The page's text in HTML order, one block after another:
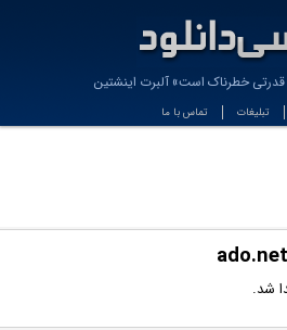
خطرناک است» آلبرت اینشتین
تبلیغات تماس با ما